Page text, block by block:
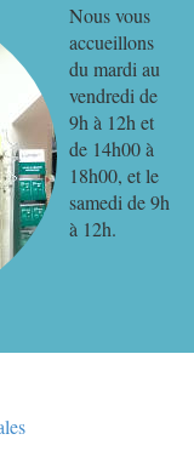
Nous vous
accueillons
du mardi au
vendredi de
9h à 12h et
de 14h00 à
18h00, et le
samedi de 9h
à 12h.